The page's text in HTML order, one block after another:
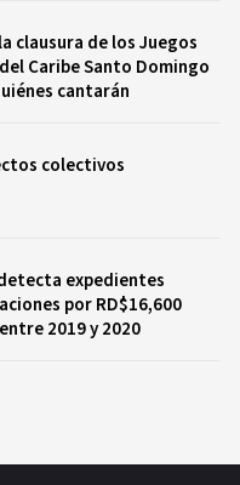
Caribe Santo Domingo
cantarán
colectivos
expedientes
por RD$16,600
2019 y 2020